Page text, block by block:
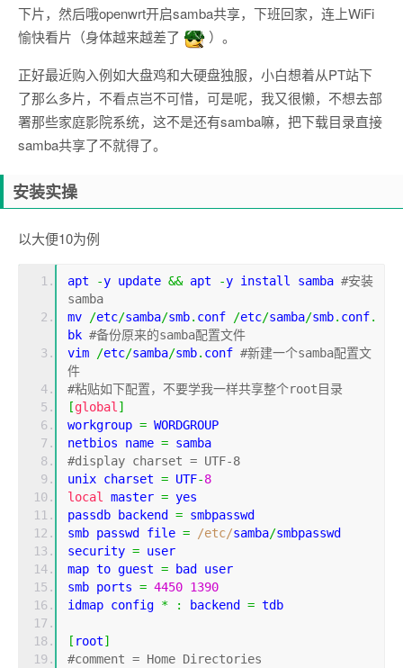
下片，然后哦openwrt开启samba共享，下班回家，连上WiFi
愉快看片（身体越来越差了
）。
正好最近购入例如大盘鸡和大硬盘独服，小白想着从PT站下
了那么多片，不看点岂不可惜，可是呢，我又很懒，不想去部
署那些家庭影院系统，这不是还有samba嘛，把下载目录直接
samba共享了不就得了。
安装实操
以大便10为例
apt -y update && apt -y install samba #安装
samba
mv
/etc/samba/smb. conf /etc/samba/smb. conf.
bk #备份原来的samba配置文件
vim
/etc/samba/smb. conf #新建一个samba配置文
件
#粘贴如下配置，不要学我一样共享整个root目录
[global ]
workgroup = WORDGROUP
netbios name = samba
#display charset = UTF-8
unix charset = UTF-8
local
master = yes
passdb backend = smbpasswd
smb passwd file = /etc/samba/smbpasswd
security = user
map to guest = bad user
smb ports = 4450 1390
idmap config * : backend = tdb
[ root]
#comment = Home Directories